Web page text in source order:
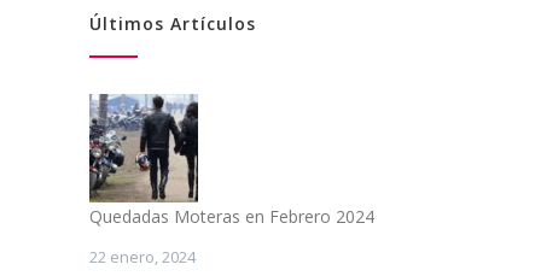
Últimos Artículos
Quedadas Moteras en Febrero 2024
22 enero, 2024